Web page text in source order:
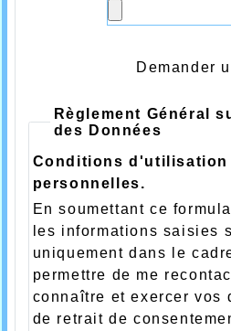
Demander
Règlement Général
des Données
Conditions d'utilisation
personnelles.
En soumettant ce
les informations saisies
uniquement dans le
permettre de me
connaître et exercer vos
de retrait de